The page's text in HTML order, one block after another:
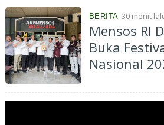
BERITA 30 menit
Mensos RI
Buka
Nasional